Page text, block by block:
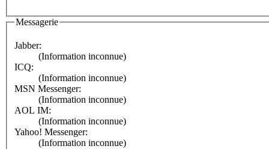
Messagerie
Jabber:
(Information inconnue)
ICQ:
(Information inconnue)
MSN Messenger:
(Information inconnue)
AOL IM:
(Information inconnue)
Yahoo! Messenger:
(Information inconnue)